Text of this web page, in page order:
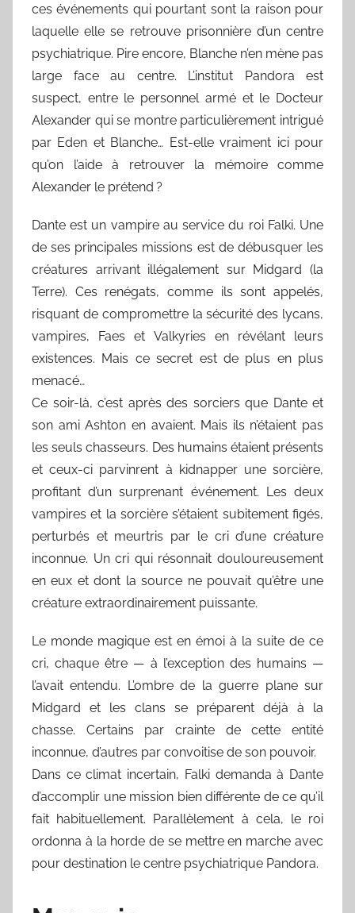
ces événements qui pourtant sont la raison pour
laquelle elle se retrouve prisonnière d’un centre
psychiatrique. Pire encore, Blanche n’en mène pas
large face au centre. L’institut Pandora est
suspect, entre le personnel armé et le Docteur
Alexander qui se montre particulièrement intrigué
par Eden et Blanche… Est-elle vraiment ici pour
qu’on l’aide à retrouver la mémoire comme
Alexander le prétend ?
Dante est un vampire au service du roi Falki. Une
de ses principales missions est de débusquer les
créatures arrivant illégalement sur Midgard (la
Terre). Ces renégats, comme ils sont appelés,
risquant de compromettre la sécurité des lycans,
vampires, Faes et Valkyries en révélant leurs
existences. Mais ce secret est de plus en plus
menacé…
Ce soir-là, c’est après des sorciers que Dante et
son ami Ashton en avaient. Mais ils n’étaient pas
les seuls chasseurs. Des humains étaient présents
et ceux-ci parvinrent à kidnapper une sorcière,
profitant d’un surprenant événement. Les deux
vampires et la sorcière s’étaient subitement figés,
perturbés et meurtris par le cri d’une créature
inconnue. Un cri qui résonnait douloureusement
en eux et dont la source ne pouvait qu’être une
créature extraordinairement puissante.
Le monde magique est en émoi à la suite de ce
cri, chaque être — à l’exception des humains —
l’avait entendu. L’ombre de la guerre plane sur
Midgard et les clans se préparent déjà à la
chasse. Certains par crainte de cette entité
inconnue, d’autres par convoitise de son pouvoir.
Dans ce climat incertain, Falki demanda à Dante
d’accomplir une mission bien différente de ce qu’il
fait habituellement. Parallèlement à cela, le roi
ordonna à la horde de se mettre en marche avec
pour destination le centre psychiatrique Pandora.